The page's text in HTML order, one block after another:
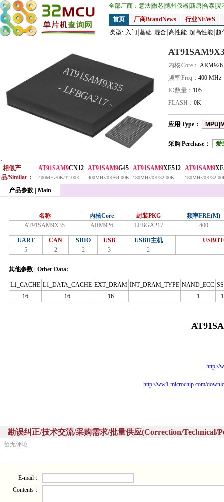
全部厂商： 意法微芯德州仪器新唐合泰 灵
首页
厂商BrandNews
行业NEWS
类型: 入门 基础 混合 高性能 超高性能 超
AT91SAM9X35
- LFBGA217 -
内核|Core： ARM926
频率|Freq： 400 MHz
IO数量： 105
FLASH： 0K
应用|Type：
采购|Perchase： 爱
相似产
品/Similar：
AT91SAM9CN12
400MHz/0K/32.00K
AT91SAM9G45
400MHz/0K/64.00K
AT91SAM9XE512
180MHz/0K/32.00K
AT91SAM9
180MHz/0K/
产品参数 | Main
名称 内核Core 封装PKG
频率FRE(M)
AT91SAM9X35
ARM926 LFBGA217 400
UART CAN SDIO USB USBH主机
5
2 2 3 2
其他参数 | Other Data:
L1_CACHE L1_DATA_CACHE EXT_DRAM INT_DRAM_TYPE NAND_ECC
16
16 16 1 1
http://
http://ww1.microchip.com/
勘误纠正/技术交流/采购需求/批量供应(Correction/Technical/
暂无评论
E-mail：
Contents：